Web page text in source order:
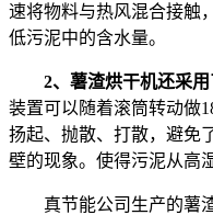
速将物料与热风混合接触
低污泥中的含水量。
2、薯渣烘干机还采
装置可以随着滚筒转动做
扬起、抛散、打散，避免
壁的现象。使得污泥从高
真节能公司生产的薯渣